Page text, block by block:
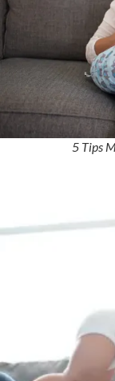
5 Tips